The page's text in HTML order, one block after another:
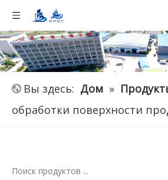
Вы здесь: Дом »
обработки поверхности